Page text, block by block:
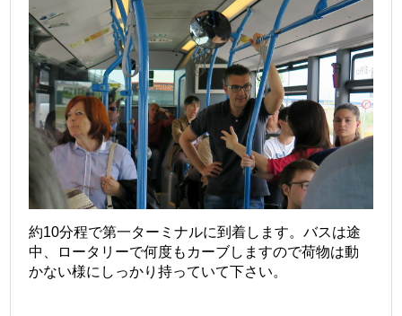
約10分程で第一ターミナルに到着します。バスは途
中、ロータリーで何度もカーブしますので荷物は動
かない様にしっかり持っていて下さい。